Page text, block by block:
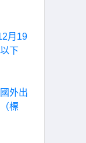
月19
下
外出
標